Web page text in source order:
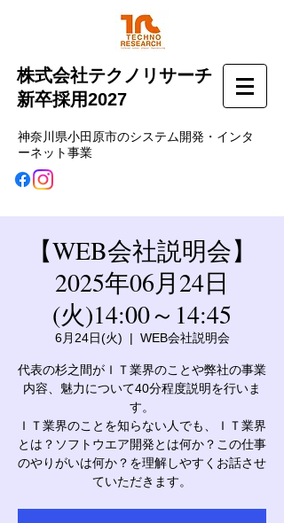
株式会社テクノリサーチ
新卒採用2027
神奈川県小田原市のシステム開発・インタ
ーネット事業
【WEB会社説明会】
2025年06月24日
(火)14:00～14:45
6月24日(火)
  |
WEB会社説明会
代表の杉之間がＩＴ業界のことや弊社の事業
内容、魅力について40分程度説明を行いま
す。
ＩＴ業界のことを知らない人でも、ＩＴ業界
とは？ソフトウエア開発とは何か？この仕事
のやりがいは何か？を理解しやすくお話させ
ていただきます。